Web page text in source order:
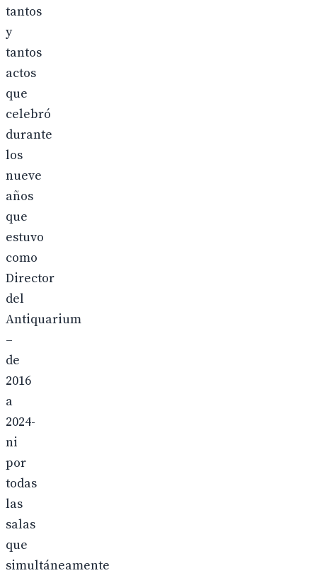
tantos
y
tantos
actos
que
celebró
durante
los
nueve
años
que
estuvo
como
Director
del
Antiquarium
–
de
2016
a
2024-
ni
por
todas
las
salas
que
simultáneamente